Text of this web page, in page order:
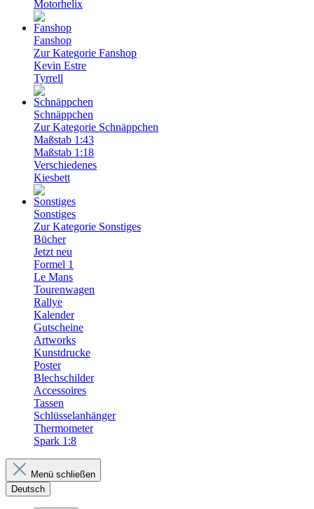
Motorhelix
Fanshop
Zur Kategorie Fanshop
Kevin Estre
Tyrrell
Schnäppchen
Zur Kategorie Schnäppchen
Maßstab 1:43
Maßstab 1:18
Verschiedenes
Kiesbett
Sonstiges
Zur Kategorie Sonstiges
Bücher
Jetzt neu
Formel 1
Le Mans
Tourenwagen
Rallye
Kalender
Gutscheine
Artworks
Kunstdrucke
Poster
Blechschilder
Accessoires
Tassen
Schlüsselanhänger
Thermometer
Spark 1:8
Menü schließen
Deutsch